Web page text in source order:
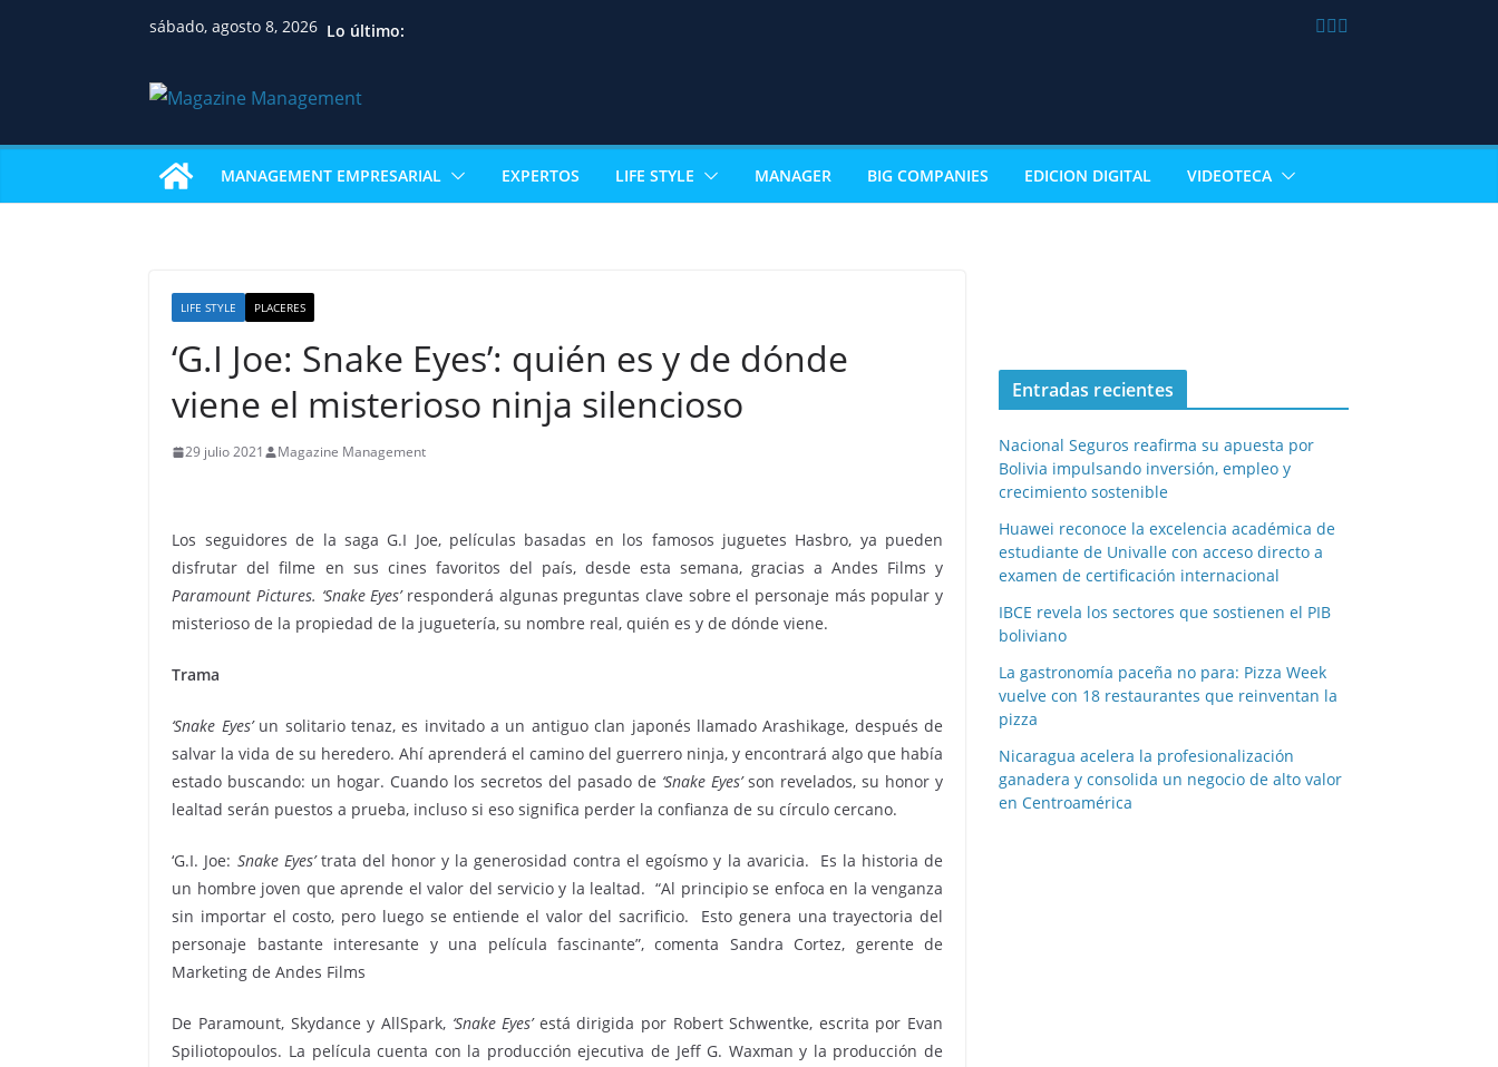
sábado, agosto 8, 2026 Lo último:
MANAGEMENT EMPRESARIAL EXPERTOS LIFE STYLE MANAGER BIG COMPANIES EDICION DIGITAL VIDEOTECA
LIFE STYLE PLACERES
‘G.I Joe: Snake Eyes’: quién es y de dónde
viene el misterioso ninja silencioso
29 julio 2021 Magazine Management
Los seguidores de la saga G.I Joe, películas basadas en los famosos juguetes Hasbro, ya pueden
disfrutar del filme en sus cines favoritos del país, desde esta semana, gracias a Andes Films y
Paramount Pictures. ‘Snake Eyes’ responderá algunas preguntas clave sobre el personaje más popular y
misterioso de la propiedad de la juguetería, su nombre real, quién es y de dónde viene.
Trama
‘Snake Eyes’un solitario tenaz, es invitado a un antiguo clan japonés llamado Arashikage, después de
salvar la vida de su heredero. Ahí aprenderá el camino del guerrero ninja, y encontrará algo que había
estado buscando: un hogar. Cuando los secretos del pasado de ‘Snake Eyes’son revelados, su honor y
lealtad serán puestos a prueba, incluso si eso significa perder la confianza de su círculo cercano.
‘G.I. Joe: Snake Eyes’trata del honor y la generosidad contra el egoísmo y la avaricia. Es la historia de
un hombre joven que aprende el valor del servicio y la lealtad. “Al principio se enfoca en la venganza
sin importar el costo, pero luego se entiende el valor del sacrificio. Esto genera una trayectoria del
personaje bastante interesante y una película fascinante”, comenta Sandra Cortez, gerente de
Marketing de Andes Films
De Paramount, Skydance y AllSpark, ‘Snake Eyes’está dirigida por Robert Schwentke, escrita por Evan
Spiliotopoulos. La película cuenta con la producción ejecutiva de Jeff G. Waxman y la producción de
Entradas recientes
Nacional Seguros reafirma su apuesta por
Bolivia impulsando inversión, empleo y
crecimiento sostenible
Huawei reconoce la excelencia académica de
estudiante de Univalle con acceso directo a
examen de certificación internacional
IBCE revela los sectores que sostienen el PIB
boliviano
La gastronomía paceña no para: Pizza Week
vuelve con 18 restaurantes que reinventan la
pizza
Nicaragua acelera la profesionalización
ganadera y consolida un negocio de alto valor
en Centroamérica